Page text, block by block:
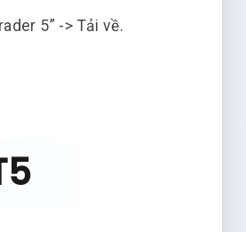
5” -> Tải về.